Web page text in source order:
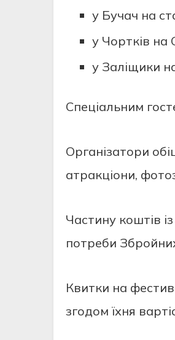
у Бучач на
у Чортків на
у Заліщики
Спеціальним
Організатори
атракціони,
Частину коштів
потреби
Квитки на
згодом їхня